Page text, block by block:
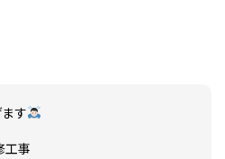
291-9400
00～18：00（日祝除く）
ずはメールでご相談
す
工事